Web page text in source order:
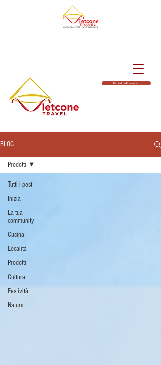
Richiedi Un Preventivo
BLOG
Tutti i post
Inizia
La tua
community
Cucina
Località
Prodotti
Cultura
Festività
Natura
Prodotti